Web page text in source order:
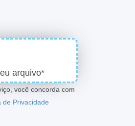
arquivo*
você concorda com
de Privacidade